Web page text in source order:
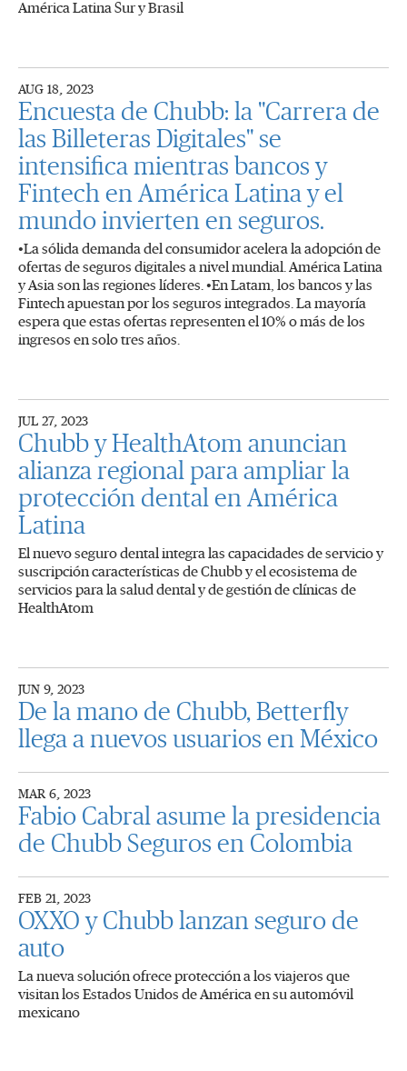
América Latina Sur y Brasil
AUG 18, 2023
Encuesta de Chubb: la "Carrera de
las Billeteras Digitales" se
intensifica mientras bancos y
Fintech en América Latina y el
mundo invierten en seguros.
•La sólida demanda del consumidor acelera la adopción de
ofertas de seguros digitales a nivel mundial. América Latina
y Asia son las regiones líderes. •En Latam, los bancos y las
Fintech apuestan por los seguros integrados. La mayoría
espera que estas ofertas representen el 10% o más de los
ingresos en solo tres años.
JUL 27, 2023
Chubb y HealthAtom anuncian
alianza regional para ampliar la
protección dental en América
Latina
El nuevo seguro dental integra las capacidades de servicio y
suscripción características de Chubb y el ecosistema de
servicios para la salud dental y de gestión de clínicas de
HealthAtom
JUN 9, 2023
De la mano de Chubb, Betterfly
llega a nuevos usuarios en México
MAR 6, 2023
Fabio Cabral asume la presidencia
de Chubb Seguros en Colombia
FEB 21, 2023
OXXO y Chubb lanzan seguro de
auto
La nueva solución ofrece protección a los viajeros que
visitan los Estados Unidos de América en su automóvil
mexicano